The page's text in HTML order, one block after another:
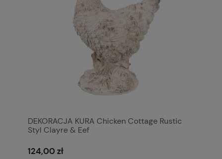
DEKORACJA KURA Chicken Cottage Rustic
Styl Clayre & Eef
124,00 zł